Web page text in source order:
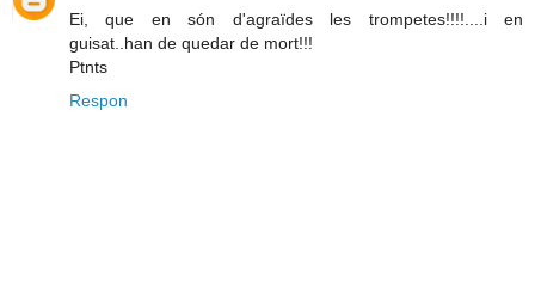
Ei, que en són d'agraïdes les trompetes!!!!....i en
guisat..han de quedar de mort!!!
Ptnts
Respon